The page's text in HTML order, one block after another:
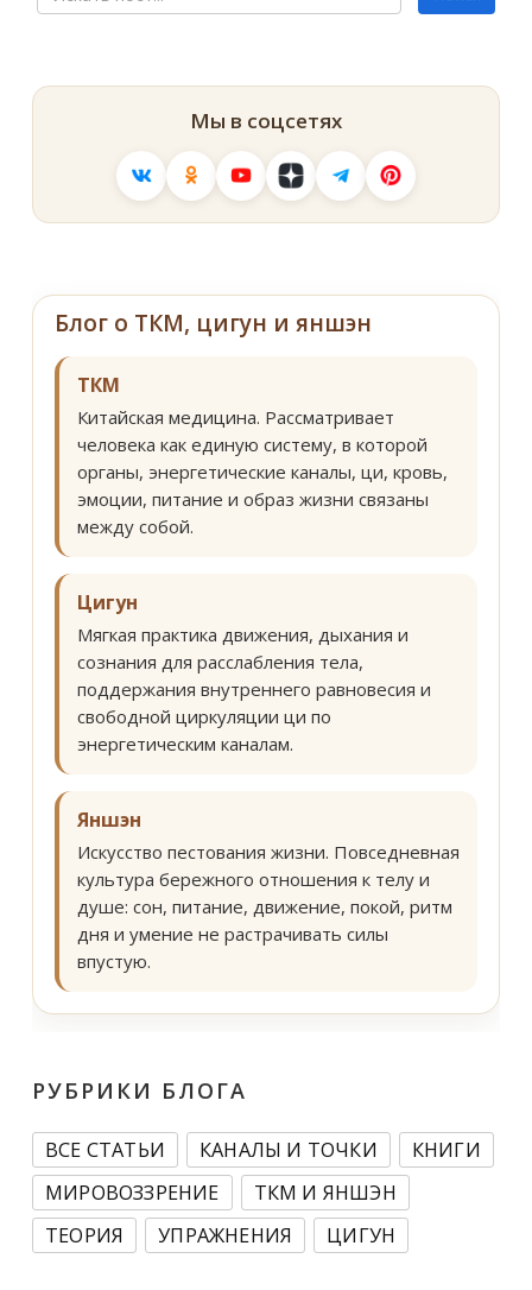
Мы в соцсетях
Блог о ТКМ, цигун и яншэн
ТКМ
Китайская медицина. Рассматривает
человека как единую систему, в которой
органы, энергетические каналы, ци, кровь,
эмоции, питание и образ жизни связаны
между собой.
Цигун
Мягкая практика движения, дыхания и
сознания для расслабления тела,
поддержания внутреннего равновесия и
свободной циркуляции ци по
энергетическим каналам.
Яншэн
Искусство пестования жизни. Повседневная
культура бережного отношения к телу и
душе: сон, питание, движение, покой, ритм
дня и умение не растрачивать силы
впустую.
РУБРИКИ БЛОГА
ВСЕ СТАТЬИ КАНАЛЫ И ТОЧКИ
КНИГИ
МИРОВОЗЗРЕНИЕ
ТКМ И ЯНШЭН
ТЕОРИЯ
УПРАЖНЕНИЯ ЦИГУН